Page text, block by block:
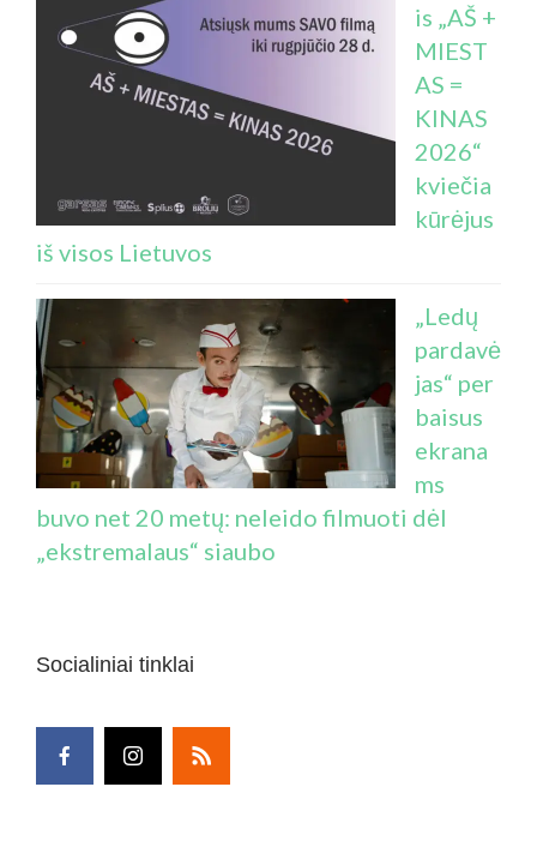
is „AŠ +
MIEST
AS =
KINAS
2026“
kviečia
kūrėjus
iš visos Lietuvos
„Ledų
pardavė
jas“ per
baisus
ekrana
ms
buvo net 20 metų: neleido filmuoti dėl
„ekstremalaus“ siaubo
Socialiniai tinklai